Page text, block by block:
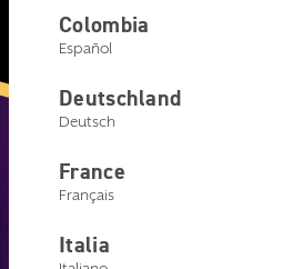
Colombia
Español
Deutschland
Deutsch
France
Français
Italia
계없이 사용할 수
용자에게 가장 적
합니다.